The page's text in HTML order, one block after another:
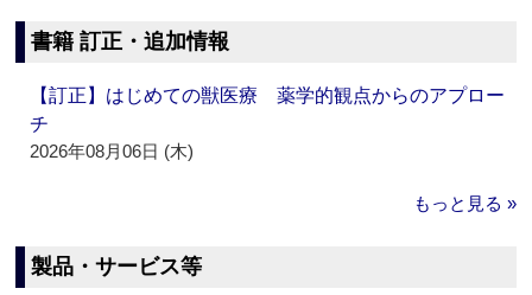
書籍 訂正・追加情報
【訂正】はじめての獣医療 薬学的観点からのアプロー
チ
2026年08月06日 (木)
もっと見る »
製品・サービス等